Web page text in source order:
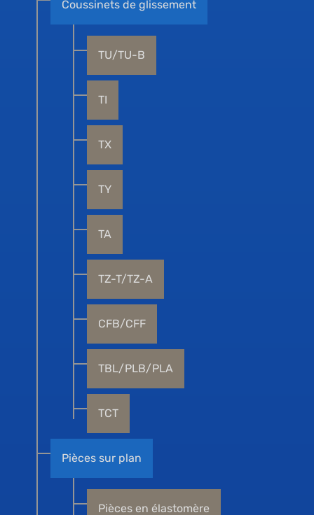
Coussinets de glissement
TU/TU-B
TI
TX
TY
TA
TZ-T/TZ-A
CFB/CFF
TBL/PLB/PLA
TCT
Pièces sur plan
Pièces en élastomère